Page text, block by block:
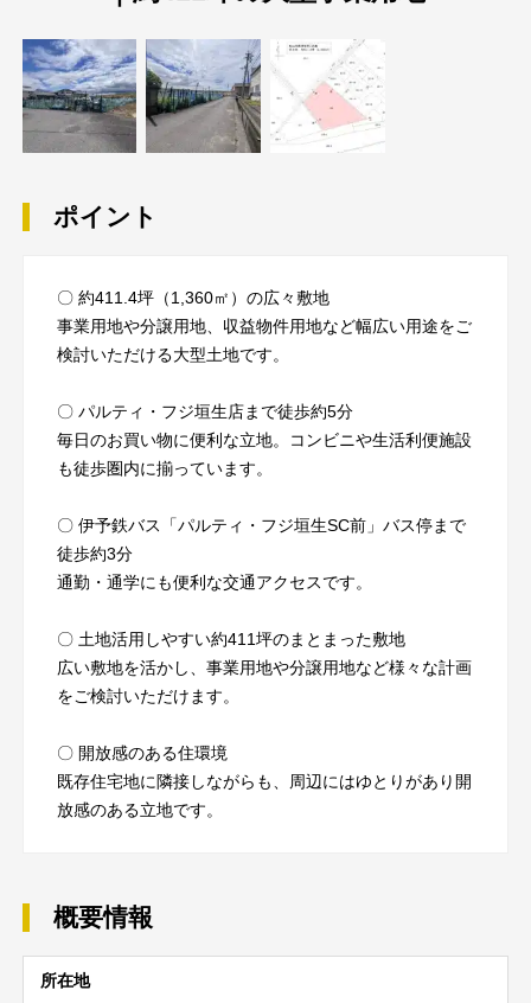
ポイント
〇 約411.4坪（1,360㎡）の広々敷地
事業用地や分譲用地、収益物件用地など幅広い用途をご
検討いただける大型土地です。
〇 パルティ・フジ垣生店まで徒歩約5分
毎日のお買い物に便利な立地。コンビニや生活利便施設
も徒歩圏内に揃っています。
〇 伊予鉄バス「パルティ・フジ垣生SC前」バス停まで
徒歩約3分
通勤・通学にも便利な交通アクセスです。
〇 土地活用しやすい約411坪のまとまった敷地
広い敷地を活かし、事業用地や分譲用地など様々な計画
をご検討いただけます。
〇 開放感のある住環境
既存住宅地に隣接しながらも、周辺にはゆとりがあり開
放感のある立地です。
概要情報
所在地